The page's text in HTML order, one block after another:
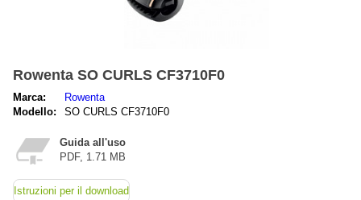
Rowenta SO CURLS CF3710F0
Marca:
Rowenta
Modello:
SO CURLS CF3710F0
Guida all'uso
PDF, 1.71 MB
Istruzioni per il download